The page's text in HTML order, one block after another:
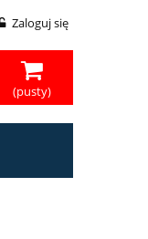
Zaloguj się
(pusty)